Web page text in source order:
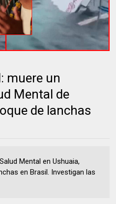
muere un
Mental de
de lanchas
Mental en Ushuaia,
en Brasil. Investigan las